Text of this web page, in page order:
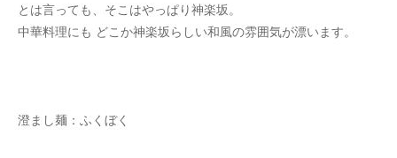
とは言っても、そこはやっぱり神楽坂。
中華料理にも どこか神楽坂らしい和風の雰囲気が漂います。
澄まし麺：ふくぼく